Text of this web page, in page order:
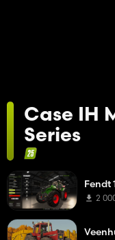
Case IH
Series
2